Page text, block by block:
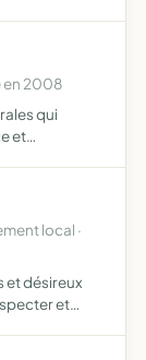
en 2008
qui
et
local ·
et désireux
et